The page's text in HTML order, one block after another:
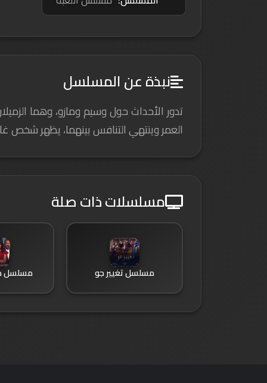
نبذة عن المسلسل
تدور الأحداث حول وسيم ومازو، وهما
العمر وينتهي التنافس بينهما، يظهر
مسلسلات ذات صلة
مسلسل تغيير جو مسلسل